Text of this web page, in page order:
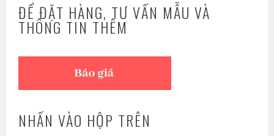
ĐỂ ĐẶT HÀNG, TƯ VẤN MẪU VÀ
THÔNG TIN THÊM
NHẤN VÀO HỘP TRÊN